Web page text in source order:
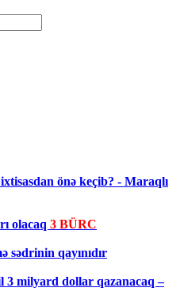
önə keçib? - Maraqlı
olacaq 3 BÜRC
sədrinin qayınıdır
3 milyard dollar qazanacaq –